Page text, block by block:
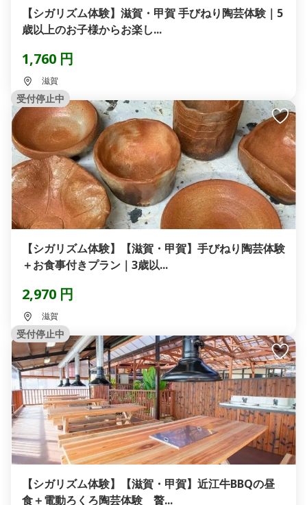
【シガリズム体験】滋賀・甲賀 手びねり陶芸体験｜5
歳以上のお子様からお楽し...
1,760 円
滋賀
受付停止中
【シガリズム体験】【滋賀・甲賀】手びねり陶芸体験
＋お食事付きプラン｜3歳以...
2,970 円
滋賀
受付停止中
【シガリズム体験】【滋賀・甲賀】近江牛BBQの昼
食＋電動ろくろ陶芸体験 贅...